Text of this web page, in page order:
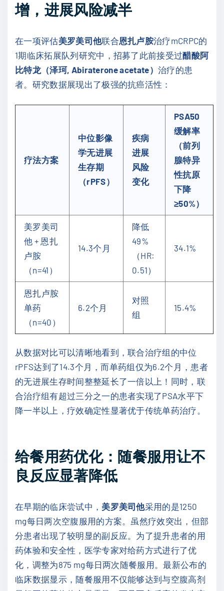
增，进展风险减半
在一项评估美罗美司他联合恩扎卢胺治疗mCRPC的
1期临床拓展队列研究中，招募了此前接受过醋酸阿
比特龙（泽珂, Abiraterone acetate） 治疗的患
者。研究数据展现出了极强的抗癌活性：
疗法方案
中位影像
学无进展
生存期
（rPFS）
疾病
进展
风险
变化
PSA50
缓解率
（前列
腺特异
性抗原
下降
≥50%）
美罗美司
他 + 恩扎
卢胺
（n=41）
14.3个月
降低
49%
（HR:
0.51）
34.1%
恩扎卢胺
单药
（n=40）
6.2个月
对照
组
15.4%
从数据对比可以清晰地看到，联合治疗组的中位
rPFS达到了14.3个月，而单药组仅为6.2个月，患者
的无进展生存时间整整延长了一倍以上！同时，联
合治疗组有超过三分之一的患者实现了PSA水平下
降一半以上，疗效确定性显著优于传统单药治疗。
给餐用药优化：随餐服用让不
良反应显著降低
在早期的临床尝试中， 美罗美司他采用的是1250
mg每日两次空腹服用的方案。虽然疗效突出，但部
分患者出现了较明显的副反应。为了提升患者的用
药体验和安全性，医学专家对给药方式进行了优
化，调整为875 mg每日两次随餐服用。最新公布的
临床数据显示，随餐服用不仅能够达到与空腹高剂